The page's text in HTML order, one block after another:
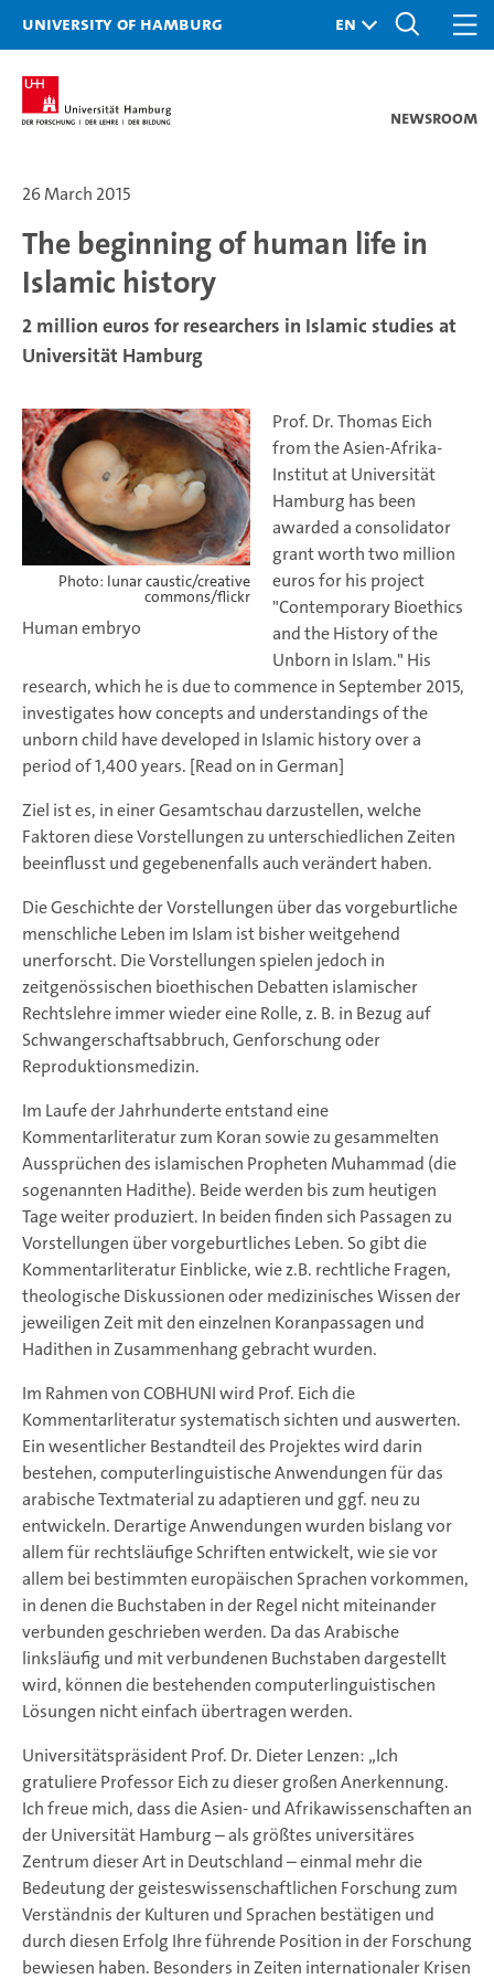
University of Hamburg
Newsroom
26 March 2015
The beginning of human life in
Islamic history
2 million euros for researchers in Islamic studies at
Universität Hamburg
Photo: lunar caustic/creative
commons/flickr
Human embryo
Prof. Dr. Thomas Eich
from the Asien-Afrika-
Institut at Universität
Hamburg has been
awarded a consolidator
grant worth two million
euros for his project
"Contemporary Bioethics
and the History of the
Unborn in Islam." His
research, which he is due to commence in September 2015,
investigates how concepts and understandings of the
unborn child have developed in Islamic history over a
period of 1,400 years. [Read on in German]
Ziel ist es, in einer Gesamtschau darzustellen, welche
Faktoren diese Vorstellungen zu unterschiedlichen Zeiten
beeinflusst und gegebenenfalls auch verändert haben.
Die Geschichte der Vorstellungen über das vorgeburtliche
menschliche Leben im Islam ist bisher weitgehend
unerforscht. Die Vorstellungen spielen jedoch in
zeitgenössischen bioethischen Debatten islamischer
Rechtslehre immer wieder eine Rolle, z. B. in Bezug auf
Schwangerschaftsabbruch, Genforschung oder
Reproduktionsmedizin.
Im Laufe der Jahrhunderte entstand eine
Kommentarliteratur zum Koran sowie zu gesammelten
Aussprüchen des islamischen Propheten Muhammad (die
sogenannten Hadithe). Beide werden bis zum heutigen
Tage weiter produziert. In beiden finden sich Passagen zu
Vorstellungen über vorgeburtliches Leben. So gibt die
Kommentarliteratur Einblicke, wie z.B. rechtliche Fragen,
theologische Diskussionen oder medizinisches Wissen der
jeweiligen Zeit mit den einzelnen Koranpassagen und
Hadithen in Zusammenhang gebracht wurden.
Im Rahmen von COBHUNI wird Prof. Eich die
Kommentarliteratur systematisch sichten und auswerten.
Ein wesentlicher Bestandteil des Projektes wird darin
bestehen, computerlinguistische Anwendungen für das
arabische Textmaterial zu adaptieren und ggf. neu zu
entwickeln. Derartige Anwendungen wurden bislang vor
allem für rechtsläufige Schriften entwickelt, wie sie vor
allem bei bestimmten europäischen Sprachen vorkommen,
in denen die Buchstaben in der Regel nicht miteinander
verbunden geschrieben werden. Da das Arabische
linksläufig und mit verbundenen Buchstaben dargestellt
wird, können die bestehenden computerlinguistischen
Lösungen nicht einfach übertragen werden.
Universitätspräsident Prof. Dr. Dieter Lenzen: „Ich
gratuliere Professor Eich zu dieser großen Anerkennung.
Ich freue mich, dass die Asien- und Afrikawissenschaften an
der Universität Hamburg – als größtes universitäres
Zentrum dieser Art in Deutschland – einmal mehr die
Bedeutung der geisteswissenschaftlichen Forschung zum
Verständnis der Kulturen und Sprachen bestätigen und
durch diesen Erfolg Ihre führende Position in der Forschung
bewiesen haben. Besonders in Zeiten internationaler Krisen